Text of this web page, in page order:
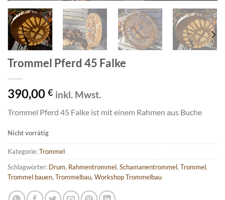
Trommel Pferd 45 Falke
390,00 € inkl. Mwst.
Trommel Pferd 45 Falke ist mit einem Rahmen aus Buche
Nicht vorrätig
Kategorie:Trommel
Schlagwörter: Drum, Rahmentrommel, Schamanentrommel, Trommel,
Trommel bauen, Trommelbau, Workshop Trommelbau